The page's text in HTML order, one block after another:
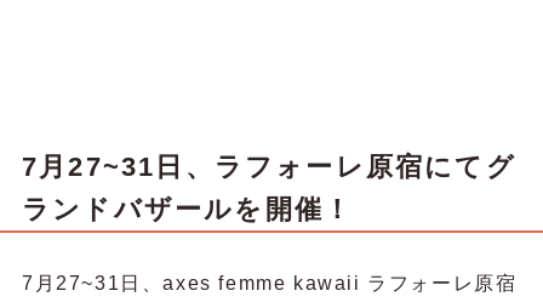
7月27~31日、ラフォーレ原宿にてグ
ランドバザールを開催！
7月27~31日、axes femme kawaii ラフォーレ原宿